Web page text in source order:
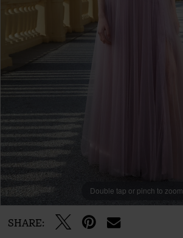
Double tap or pinch to zoom
SHARE: